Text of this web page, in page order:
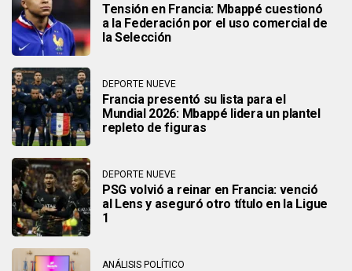
Tensión en Francia: Mbappé cuestionó
a la Federación por el uso comercial de
la Selección
DEPORTE NUEVE
Francia presentó su lista para el
Mundial 2026: Mbappé lidera un plantel
repleto de figuras
DEPORTE NUEVE
PSG volvió a reinar en Francia: venció
al Lens y aseguró otro título en la Ligue
1
ANÁLISIS POLÍTICO